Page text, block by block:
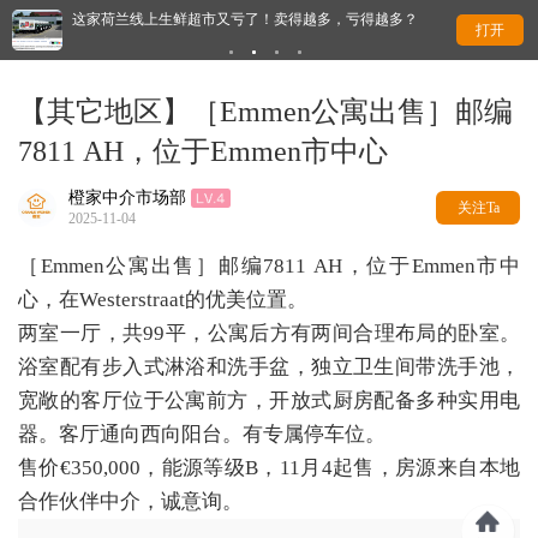
这家荷兰线上生鲜超市又亏了！卖得越多，亏得越多？ 全
打开
【其它地区】［Emmen公寓出售］邮编
7811 AH，位于Emmen市中心
橙家中介市场部
2025-11-04
关注Ta
［Emmen公寓出售］邮编7811 AH，位于Emmen市中
心，在Westerstraat的优美位置。
两室一厅，共99平，公寓后方有两间合理布局的卧室。
浴室配有步入式淋浴和洗手盆，独立卫生间带洗手池，
宽敞的客厅位于公寓前方，开放式厨房配备多种实用电
器。客厅通向西向阳台。有专属停车位。
售价€350,000，能源等级B，11月4起售，房源来自本地
合作伙伴中介，诚意询。